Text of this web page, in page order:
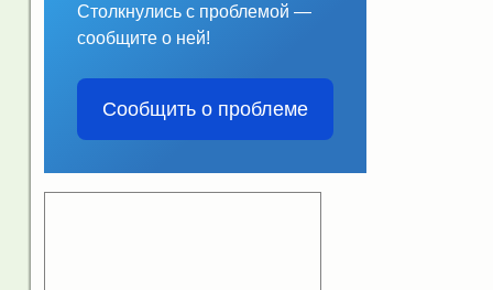
Столкнулись с проблемой —
сообщите о ней!
Сообщить о проблеме